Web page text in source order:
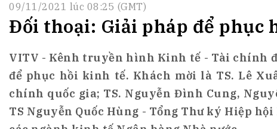
Thường trực Hiệp hội
Cơ quan Thường trực
Điều lệ
Lịch sử phát triển
VNBA các thời kỳ
Thành tích – Giải thưởng
Bản tin
Tin Hội viên
Tin ngành
Topic nổi bật
Đào tạo
Fintech
09/11/2021 lúc 08:25 (GMT)
Đối thoại: Giải pháp để phục
VITV - Kênh truyền hình Kinh tế - Tài chính
để phục hồi kinh tế. Khách mời là TS. Lê
chính quốc gia; TS. Nguyễn Đình Cung,
TS Nguyễn Quốc Hùng - Tổng Thư ký Hiệp